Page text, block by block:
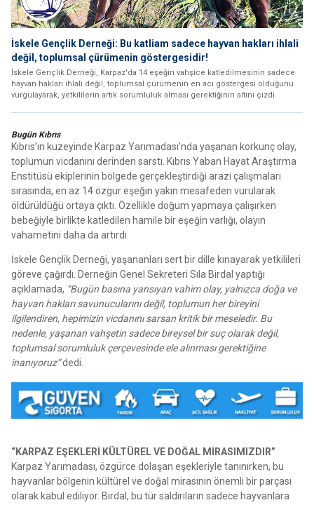
İskele Gençlik Derneği: Bu katliam sadece hayvan hakları ihlali
değil, toplumsal çürümenin göstergesidir!
İskele Gençlik Derneği, Karpaz'da 14 eşeğin vahşice katledilmesinin sadece
hayvan hakları ihlali değil, toplumsal çürümenin en acı göstergesi olduğunu
vurgulayarak, yetkililerin artık sorumluluk alması gerektiğinin altını çizdi.
Bugün Kıbrıs
Kıbrıs’ın kuzeyinde Karpaz Yarımadası’nda yaşanan korkunç olay,
toplumun vicdanını derinden sarstı. Kıbrıs Yaban Hayat Araştırma
Enstitüsü ekiplerinin bölgede gerçekleştirdiği arazi çalışmaları
sırasında, en az 14 özgür eşeğin yakın mesafeden vurularak
öldürüldüğü ortaya çıktı. Özellikle doğum yapmaya çalışırken
bebeğiyle birlikte katledilen hamile bir eşeğin varlığı, olayın
vahametini daha da artırdı.
İskele Gençlik Derneği, yaşananları sert bir dille kınayarak yetkilileri
göreve çağırdı. Derneğin Genel Sekreteri Sıla Birdal yaptığı
açıklamada, “Bugün basına yansıyan vahim olay, yalnızca doğa ve
hayvan hakları savunucularını değil, toplumun her bireyini
ilgilendiren, hepimizin vicdanını sarsan kritik bir meseledir. Bu
nedenle, yaşanan vahşetin sadece bireysel bir suç olarak değil,
toplumsal sorumluluk çerçevesinde ele alınması gerektiğine
inanıyoruz”dedi.
“KARPAZ EŞEKLERİ KÜLTÜREL VE DOĞAL MİRASIMIZDIR”
Karpaz Yarımadası, özgürce dolaşan eşekleriyle tanınırken, bu
hayvanlar bölgenin kültürel ve doğal mirasının önemli bir parçası
olarak kabul ediliyor. Birdal, bu tür saldırıların sadece hayvanlara